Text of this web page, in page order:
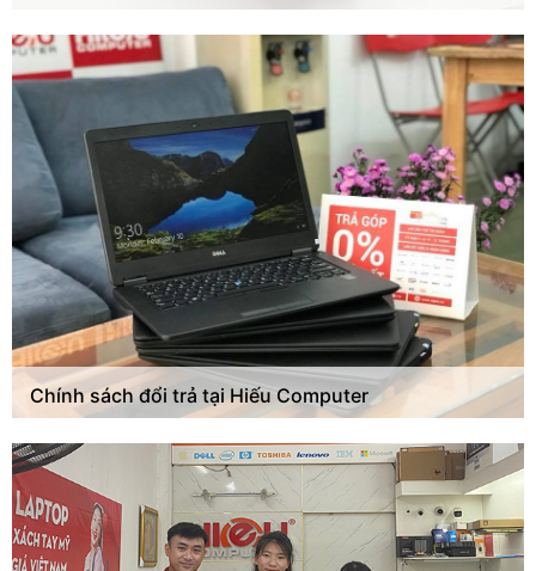
Chính sách đổi trả tại Hiếu Computer